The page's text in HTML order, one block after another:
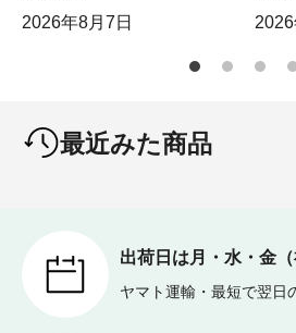
2026年8月7日
最近みた商品
出荷日は月・水・金（
ヤマト運輸・最短で翌日